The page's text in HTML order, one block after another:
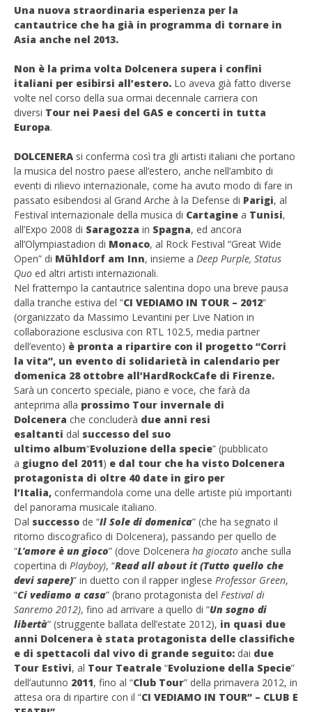
Dolcenera in Asia per due concerti, da novembre in
tour in Italia
12/10/2012
Una nuova straordinaria esperienza per la
cantautrice che ha già in programma di tornare in
Asia anche nel 2013.
Non è la prima volta Dolcenera supera i confini
italiani per esibirsi all’estero. Lo aveva già fatto diverse
volte nel corso della sua ormai decennale carriera con
diversi Tour nei Paesi del GAS e concerti in tutta
Europa.
DOLCENERA si conferma così tra gli artisti italiani che portano
la musica del nostro paese all’estero, anche nell’ambito di
eventi di rilievo internazionale, come ha avuto modo di fare in
passato esibendosi al Grand Arche à la Defense di Parigi, al
Festival internazionale della musica di Cartagine a Tunisi,
all’Expo 2008 di Saragozza in Spagna, ed ancora
all’Olympiastadion di Monaco, al Rock Festival “Great Wide
Open” di Mühldorf am Inn, insieme a Deep Purple, Status
Quo ed altri artisti internazionali.
Nel frattempo la cantautrice salentina dopo una breve pausa
dalla tranche estiva del “CI VEDIAMO IN TOUR – 2012”
(organizzato da Massimo Levantini per Live Nation in
collaborazione esclusiva con RTL 102.5, media partner
dell’evento) è pronta a ripartire con il progetto “Corri
la vita”, un evento di solidarietà in calendario per
domenica 28 ottobre all’HardRockCafe di Firenze.
Sarà un concerto speciale, piano e voce, che farà da
anteprima alla prossimo Tour invernale di
Dolcenera che concluderà due anni resi
esaltanti dal successo del suo
ultimo album“Evoluzione della specie” (pubblicato
a giugno del 2011) e dal tour che ha visto Dolcenera
protagonista di oltre 40 date in giro per
l’Italia, confermandola come una delle artiste più importanti
del panorama musicale italiano.
Dal successo de “Il Sole di domenica” (che ha segnato il
ritorno discografico di Dolcenera), passando per quello de
“L’amore è un gioco” (dove Dolcenera ha giocato anche sulla
copertina di Playboy), “Read all about it (Tutto quello che
devi sapere)” in duetto con il rapper inglese Professor Green,
“Ci vediamo a casa” (brano protagonista del Festival di
Sanremo 2012), fino ad arrivare a quello di “Un sogno di
libertà” (struggente ballata dell’estate 2012), in quasi due
anni Dolcenera è stata protagonista delle classifiche
e di spettacoli dal vivo di grande seguito: dai due
Tour Estivi, al Tour Teatrale “Evoluzione della Specie”
dell’autunno 2011, fino al “Club Tour” della primavera 2012, in
attesa ora di ripartire con il “CI VEDIAMO IN TOUR” – CLUB E